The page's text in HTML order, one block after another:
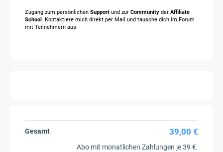
Zugang zum persönlichen Support und zur Community der Affiliate
School . Kontaktiere mich direkt per Mail und tausche dich im Forum
mit Teilnehmern aus.
Gesamt 39,00 €
Abo mit monatlichen Zahlungen je 39 €.